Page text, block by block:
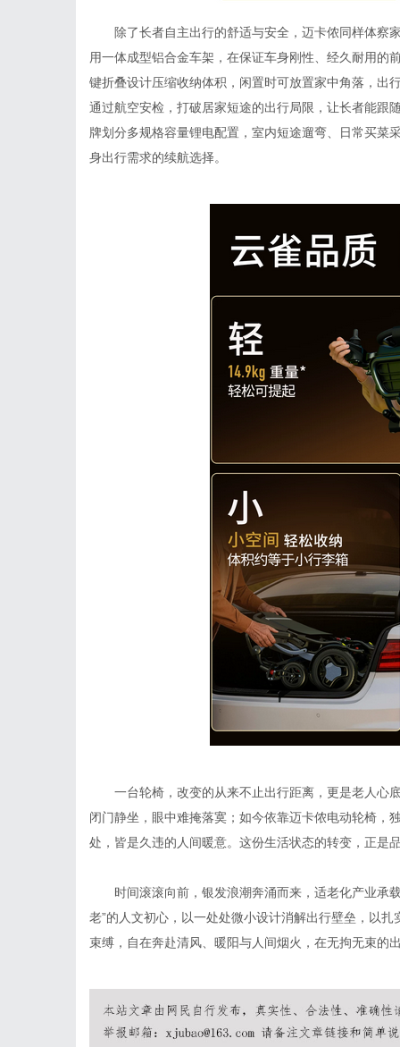
除了长者自主出行的舒适与安全，迈卡侬同样体察
用一体成型铝合金车架，在保证车身刚性、经久耐用的
键折叠设计压缩收纳体积，闲置时可放置家中角落，出
通过航空安检，打破居家短途的出行局限，让长者能跟
牌划分多规格容量锂电配置，室内短途遛弯、日常买菜
身出行需求的续航选择。
一台轮椅，改变的从来不止出行距离，更是老人心
闭门静坐，眼中难掩落寞；如今依靠迈卡侬电动轮椅，
处，皆是久违的人间暖意。这份生活状态的转变，正是
时间滚滚向前，银发浪潮奔涌而来，适老化产业承
老”的人文初心，以一处处微小设计消解出行壁垒，以
束缚，自在奔赴清风、暖阳与人间烟火，在无拘无束的